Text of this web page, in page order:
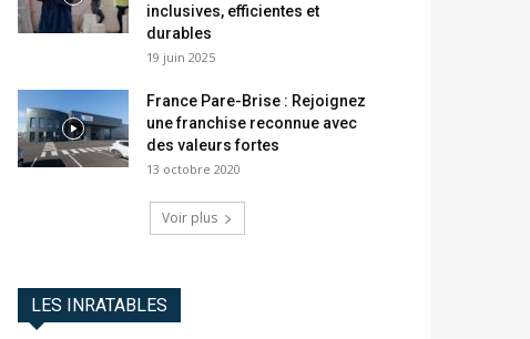
inclusives, efficientes et
durables
19 juin 2025
France Pare-Brise : Rejoignez
une franchise reconnue avec
des valeurs fortes
13 octobre 2020
Voir plus
LES INRATABLES